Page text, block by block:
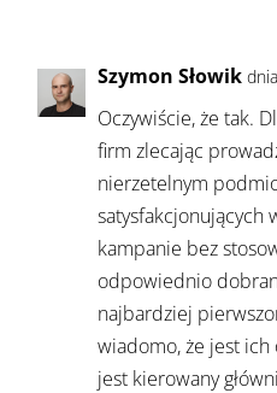
Szymon Słowik
Oczywiście, że tak.
firm zlecając
nierzetelnym
satysfakcjonujących
kampanie bez
odpowiednio
najbardziej
wiadomo, że jest
jest kierowany